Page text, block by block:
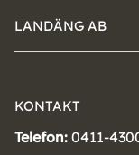
LANDÄNG AB
KONTAKT
Telefon: 0411-